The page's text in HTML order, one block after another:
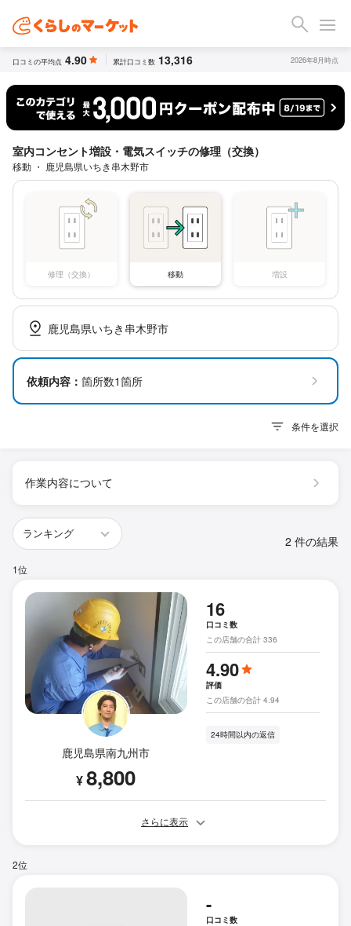
口コミの平均点 4.90 累計口コミ数 13,316 2026年8月時点
室内コンセント増設・電気スイッチの修理（交換）
移動 ・ 鹿児島県いちき串木野市
修理（交換） 移動 増設
鹿児島県いちき串木野市
依頼内容： 箇所数1箇所
条件を選択
作業内容について
2 件の結果
1位
鹿児島県南九州市
¥8,800
16
口コミ数
この店舗の合計 336
4.90
評価
この店舗の合計 4.94
24時間以内の返信
さらに表示
2位
-
口コミ数